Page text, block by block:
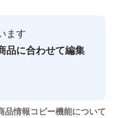
ユーザーです
せた実績があります
ます
品に合わせて編集
品情報コピー機能について